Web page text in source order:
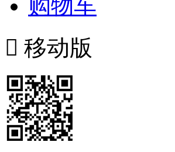
购物车
 移动版